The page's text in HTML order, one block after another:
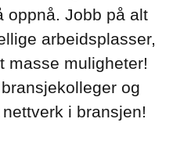
oppnå. Jobb på alt
arbeidsplasser,
masse muligheter!
og
i bransjen!